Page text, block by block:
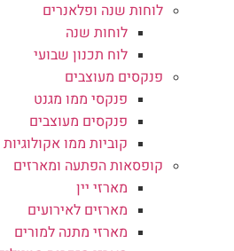
לוחות שנה ופלאנרים
לוחות שנה
לוח תכנון שבועי
פנקסים מעוצבים
פנקסי ממו מגנט
פנקסים מעוצבים
קוביות ממו אקולוגיות
קופסאות הפתעה ומארזים
מארזי יין
מארזים לאירועים
מארזי מתנה למורים